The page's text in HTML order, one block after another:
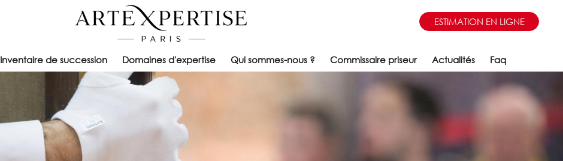
ESTIMATION EN LIGNE
Inventaire de succession Domaines d'expertise Qui sommes-nous ? Commissaire priseur Actualités Faq